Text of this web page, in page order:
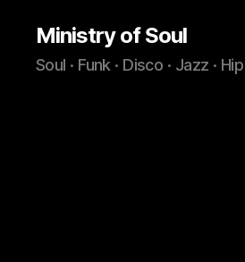
Ministry of Soul
Soul · Funk · Disco · Jazz ·